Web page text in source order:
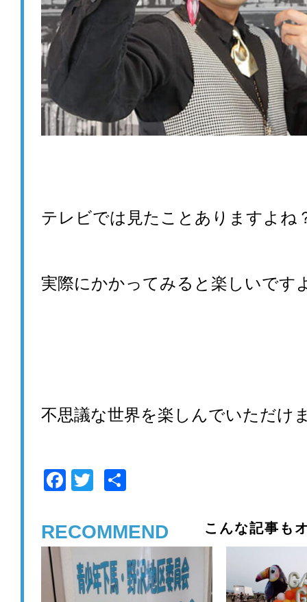
テレビでは見たことありますよね
実際にかかってみると楽しいです
不思議な世界を楽しんでいただけ
F
c
e
b
tt
er
RECOMMEND こんな記事も